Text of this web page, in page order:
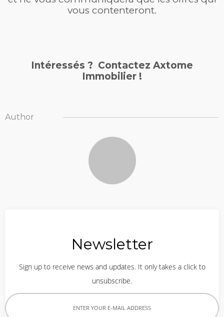
vous contenteront.
Intéressés ? Contactez Axtome
Immobilier !
Author
Newsletter
Sign up to receive news and updates. It only takes a click to
unsubscribe.